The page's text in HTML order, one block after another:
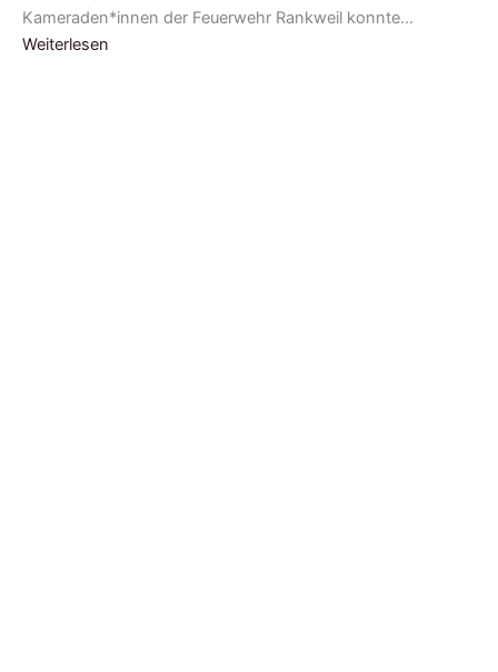
Kameraden*innen der Feuerwehr Rankweil konnte…
Weiterlesen